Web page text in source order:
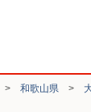
> 和歌山県 >